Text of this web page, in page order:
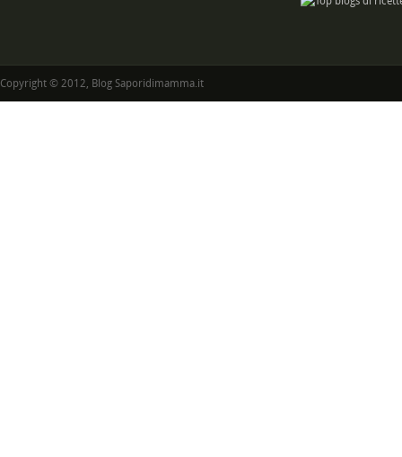
Copyright © 2012, Blog Saporidimamma.it